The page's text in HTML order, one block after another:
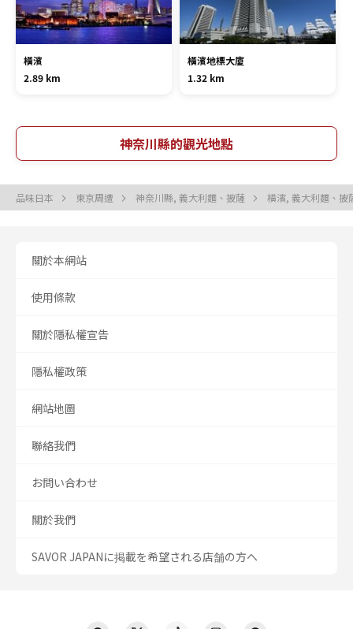
橫濱
2.89 km
橫濱地標大廈
1.32 km
神奈川縣的觀光地點
品味日本 東京周遭 神奈川縣, 義大利麵、披薩 橫濱, 義大利麵、披
關於本網站
使用條款
關於隱私權宣告
隱私權政策
網站地圖
聯絡我們
お問い合わせ
關於我們
SAVOR JAPANに掲載を希望される店舗の方へ